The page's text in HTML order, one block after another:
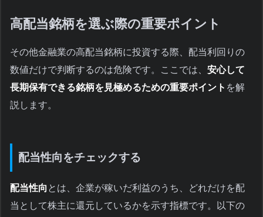
高配当銘柄を選ぶ際の重要ポイント
その他金融業の高配当銘柄に投資する際、配当利回りの
数値だけで判断するのは危険です。ここでは、 安心して
長期保有できる銘柄を見極めるための重要ポイント を解
説します。
配当性向をチェックする
配当性向 とは、企業が稼いだ利益のうち、どれだけを配
当として株主に還元しているかを示す指標です。以下の